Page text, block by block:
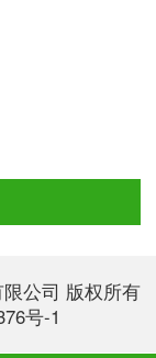
公司 版权所有
号-1